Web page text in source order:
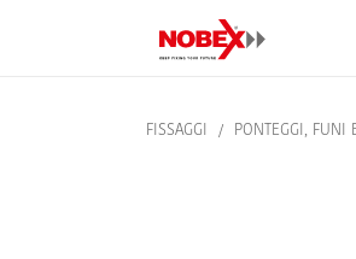
FISSAGGI / PONTEGGI, FUNI